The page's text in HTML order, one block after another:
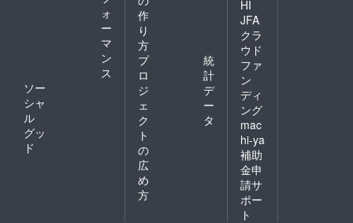
ォ
ー
マ
ン
ス
ソー
シャ
ル
グッ
ド
作
り
方
プ
ロ
ジ
ェ
ク
ト
の
広
め
方
統
計
デ
ー
タ
HI
JFA
クラ
ウド
ファ
ン
ディ
ング
mac
hi-ya
補助
金申
請サ
ポー
ト